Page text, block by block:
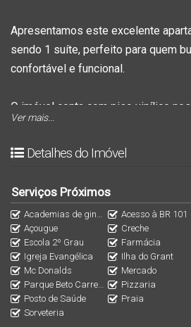
Apresentamos este excelente
sendo 1 suíte, perfeito para quem
confortável e funcional.
O imóvel conta com piso vinílico
proporciona aconchego e elegância,
rebaixado
, trazendo um toque
ideal para aproveitar bons
amigos. O apartamento também
oferecendo mais praticidade para o
Além de tudo isso, o imóvel dispõe
garantindo mais comodidade e
Ver mais...
Detalhes do Imóvel
Serviços Próximos
Academias de ginástica Acesso à BR 101
Açougue
Creche
Escola 2º Grau
Farmácia
Igreja Evangélica
Ilha do Grant
Mc Donalds
Mercado
Parque Beto Carrero World
Pizzaria
Posto de Saúde
Praia
Sorveteria